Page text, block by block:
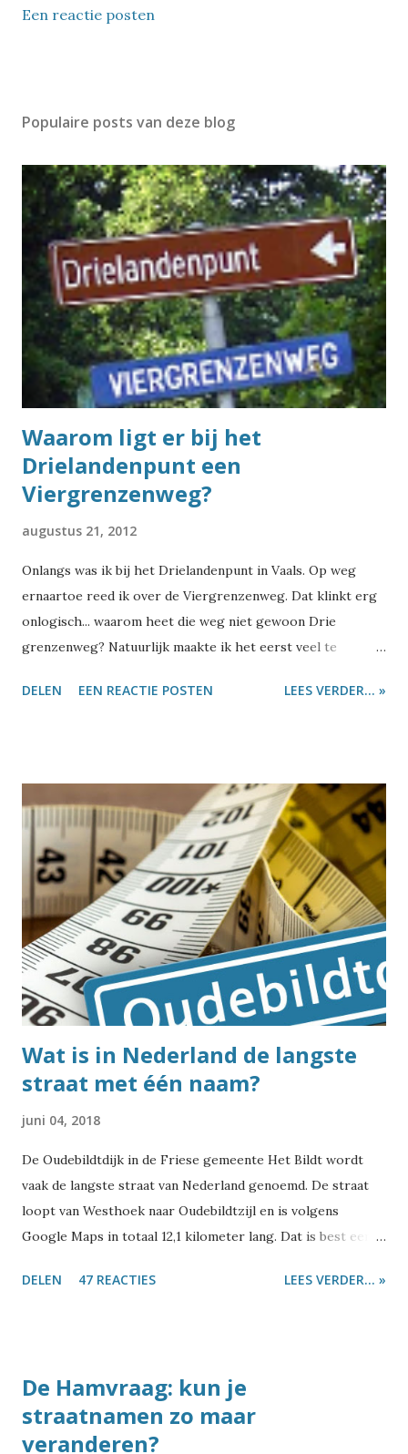
Een reactie posten
Populaire posts van deze blog
Waarom ligt er bij het
Drielandenpunt een
Viergrenzenweg?
augustus 21, 2012
Onlangs was ik bij het Drielandenpunt in Vaals. Op weg
ernaartoe reed ik over de Viergrenzenweg. Dat klinkt erg
onlogisch... waarom heet die weg niet gewoon Drie
grenzenweg? Natuurlijk maakte ik het eerst veel te
school. Er staan vier bomen langs de weg en een man wil
vier bomen staan, heb je immers ook vier slingers nodig.
Maar zo zit het dus niet. En als je drie landen hebt, zitten
daar ook zeker geen vier grenzen tussen. Maar hoe komt
de Viergrenzenweg dan aan zijn naam? Dat is heel
eenvoudig: ons Drielandenpunten was ooit een
Vierlandenpunt. Behalve Nederland, België en Duitsland
kwam ook Neutraal Moresnet nog op dit punt uit. Neutraal
Moresnet? Na de val van Napoleon werden in 1815 tijdens
het Congres van Wenen nieuwe afspraken gemaakt over de
lan...
DELEN EEN REACTIE POSTEN LEES VERDER... »
Wat is in Nederland de langste
straat met één naam?
juni 04, 2018
De Oudebildtdijk in de Friese gemeente Het Bildt wordt
vaak de langste straat van Nederland genoemd. De straat
loopt van Westhoek naar Oudebildtzijl en is volgens
Google Maps in totaal 12,1 kilometer lang. Dat is best een
straat van Nederland? En meer specifiek: de langste straat
straatnamen tegen. Ik zag dat ergens iemand de Voorstraat
in Dordrecht noemde, maar die is 'slechts' 1.200 meter en
daarmee met afstand niet de langste. De Laan van
DELEN 47 REACTIES LEES VERDER... »
De Hamvraag: kun je
straatnamen zo maar
veranderen?